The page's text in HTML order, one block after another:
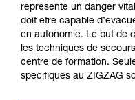
représente un danger
doit être capable
en autonomie. Le but de
les techniques de
centre de formation.
spécifiques au ZIGZAG